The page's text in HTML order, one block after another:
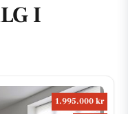
I
1.995.000 kr